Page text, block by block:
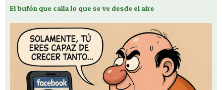
El bufón que calla lo que se ve desde el aire